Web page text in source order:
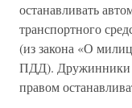
останавливать
транспортного
(из закона «О
ПДД). Дружинники
правом